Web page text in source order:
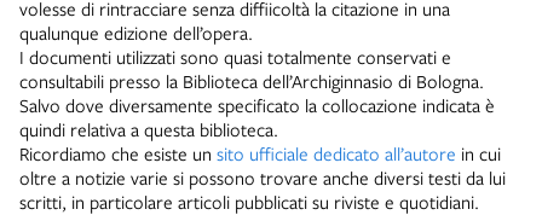
volesse di rintracciare senza diffiicoltà la citazione in una
qualunque edizione dell’opera.
I documenti utilizzati sono quasi totalmente conservati e
consultabili presso la Biblioteca dell’Archiginnasio di Bologna.
Salvo dove diversamente specificato la collocazione indicata è
quindi relativa a questa biblioteca.
Ricordiamo che esiste un sito ufficiale dedicato all’autore in cui
oltre a notizie varie si possono trovare anche diversi testi da lui
scritti, in particolare articoli pubblicati su riviste e quotidiani.